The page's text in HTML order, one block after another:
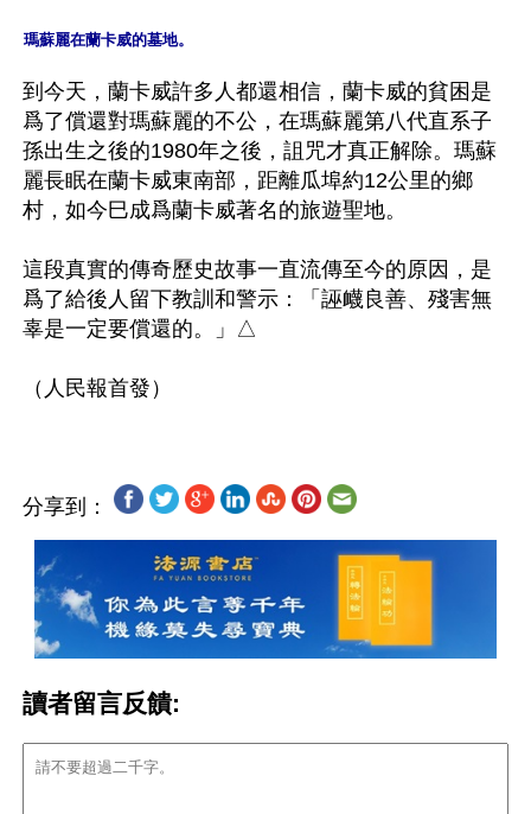
瑪蘇麗在蘭卡威的墓地。
到今天，蘭卡威許多人都還相信，蘭卡威的貧困是
爲了償還對瑪蘇麗的不公，在瑪蘇麗第八代直系子
孫出生之後的1980年之後，詛咒才真正解除。瑪蘇
麗長眠在蘭卡威東南部，距離瓜埠約12公里的鄉
村，如今巳成爲蘭卡威著名的旅遊聖地。
這段真實的傳奇歷史故事一直流傳至今的原因，是
爲了給後人留下教訓和警示：「誣衊良善、殘害無
辜是一定要償還的。」△
分享到：
讀者留言反饋: